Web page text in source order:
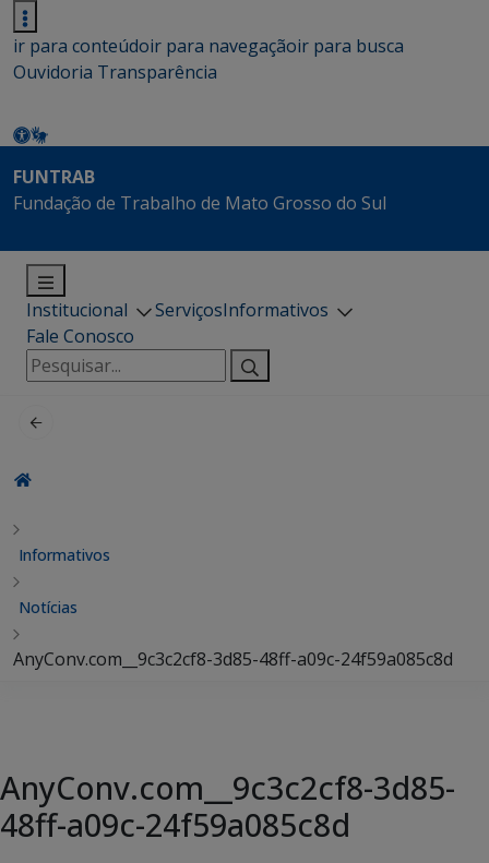
ir para conteúdoir para navegaçãoir para busca
Ouvidoria Transparência
FUNTRAB
Fundação de Trabalho de Mato Grosso do Sul
Institucional ServiçosInformativos
Fale Conosco
Pesquisar
por:
Informativos
Notícias
AnyConv.com__9c3c2cf8-3d85-48ff-a09c-24f59a085c8d
AnyConv.com__9c3c2cf8-3d85-
48ff-a09c-24f59a085c8d